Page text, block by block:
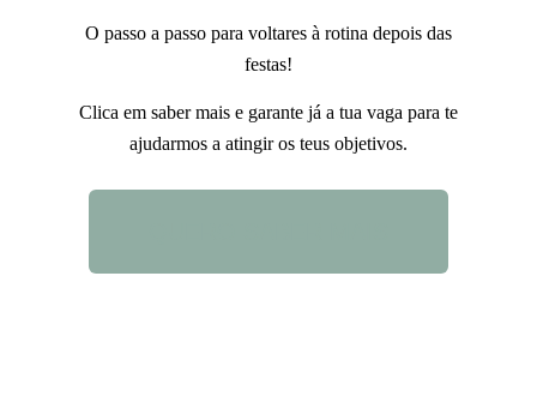
O passo a passo para voltares à rotina depois das
festas!
Clica em saber mais e garante já a tua vaga para te
ajudarmos a atingir os teus objetivos.